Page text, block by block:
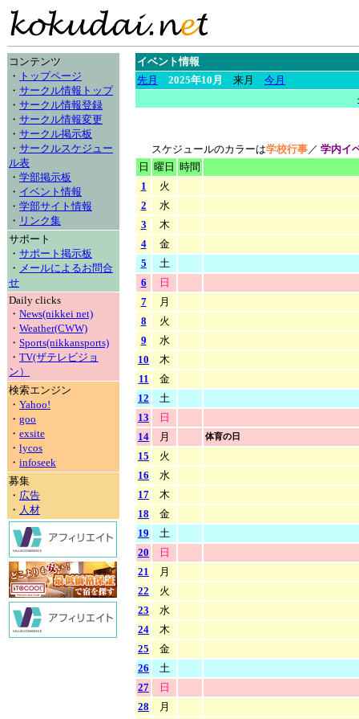
コンテンツ
・ トップページ
・ サークル情報トップ
・ サークル情報登録
・ サークル情報変更
・ サークル掲示板
・ サークルスケジュー
ル表
・ 学部掲示板
・ イベント情報
・ 学部サイト情報
・ リンク集
サポート
・ サポート掲示板
・ メールによるお問合
せ
Daily clicks
・ News(nikkei net)
・ Weather(CWW)
・ Sports(nikkansports)
・ TV(ザテレビジョ
ン）
検索エンジン
・ Yahoo!
・ goo
・ exsite
・ lycos
・ infoseek
募集
・ 広告
・ 人材
イベント情報
先月
2025年10月 来月 今月
スケジュールのカラーは学校行事／ 学内イ
日 曜日 時間
1
火
2
水
3
木
4
金
5
土
6
日
7
月
8
火
9
水
10
木
11
金
12
土
13
日
14
月 体育の日
15
火
16
水
17
木
18
金
19
土
20
日
21
月
22
火
23
水
24
木
25
金
26
土
27
日
28
月